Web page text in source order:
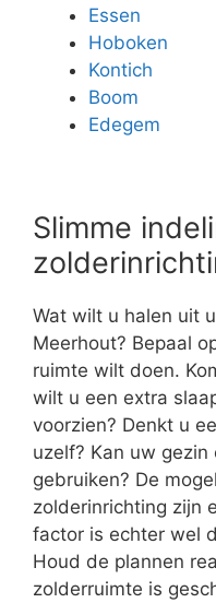
Essen
Hoboken
Kontich
Boom
Edegem
Slimme
Wat wilt u halen uit
Meerhout? Bepaal
ruimte wilt doen.
wilt u een extra
voorzien? Denkt u
uzelf? Kan uw
gebruiken? De
zolderinrichting zijn
factor is echter wel
Houd de plannen
zolderruimte is